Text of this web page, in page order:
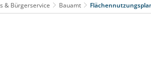
& Bürgerservice Bauamt